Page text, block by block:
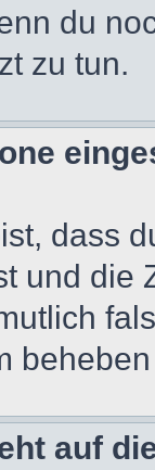
du
zu tun.
dass
und die
auf